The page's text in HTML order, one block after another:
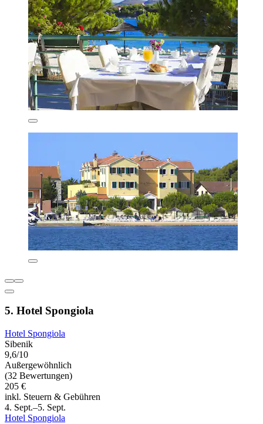
5. Hotel Spongiola
Hotel Spongiola
Sibenik
9,6/10
Außergewöhnlich
(32 Bewertungen)
205 €
inkl. Steuern & Gebühren
4. Sept.–5. Sept.
Hotel Spongiola